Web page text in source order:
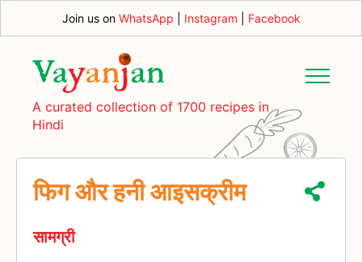
Join us on WhatsApp Instagram Facebook
A curated collection of 1700 recipes in
Hindi
फिग और हनी आइसक्रीम
सामग्री